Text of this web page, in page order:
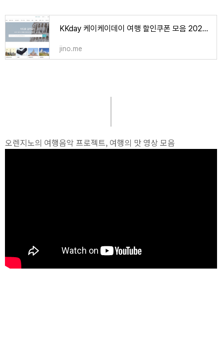
KKday 케이케이데이 여행 할인쿠폰 모음 2023 최신판
jino.me
오렌지노의 여행음악 프로젝트, 여행의 맛 영상 모음